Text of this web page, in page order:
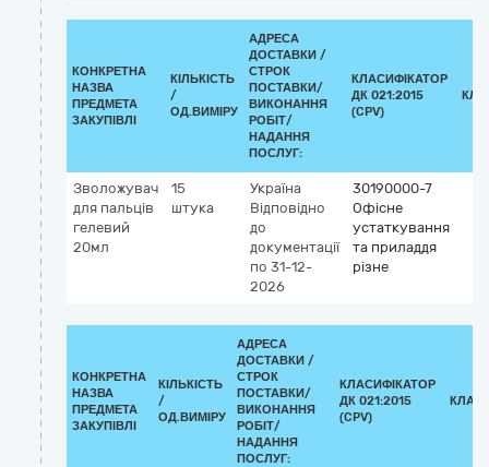
КОНКРЕТНА
НАЗВА
ПРЕДМЕТА
ЗАКУПІВЛІ
КІЛЬКІСТЬ
/
ОД.ВИМІРУ
АДРЕСА
ДОСТАВКИ /
СТРОК
ПОСТАВКИ/
ВИКОНАННЯ
РОБІТ/
НАДАННЯ
ПОСЛУГ:
КЛАСИФІКАТОР
ДК 021:2015
(CPV)
Зволожувач
для пальців
гелевий
20мл
15
штука
Україна
Відповідно
до
документації
по 31-12-
2026
30190000-7
Офісне
устаткування
та приладдя
різне
КОНКРЕТНА
НАЗВА
ПРЕДМЕТА
ЗАКУПІВЛІ
КІЛЬКІСТЬ
/
ОД.ВИМІРУ
АДРЕСА
ДОСТАВКИ /
СТРОК
ПОСТАВКИ/
ВИКОНАННЯ
РОБІТ/
НАДАННЯ
ПОСЛУГ:
КЛАСИФІКАТОР
ДК 021:2015
(CPV)